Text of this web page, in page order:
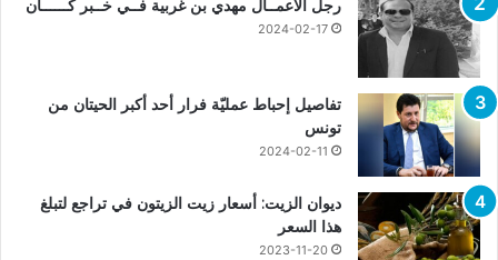
رجل الأعمــال مهدي بن غربية فــي خــبر كــــــان
2024-02-17
تفاصيل إحباط عمليّة فرار أحد أكبر الحيتان من
تونس
2024-02-11
ديوان الزيت: أسعار زيت الزيتون في تراجع لتبلغ
هذا السعر
2023-11-20